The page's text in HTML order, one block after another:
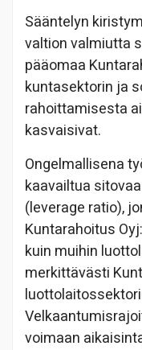
Sääntelyn
valtion valmiutta
pääomaa
kuntasektorin ja
rahoittamisesta
kasvaisivat.
Ongelmallisena
kaavailtua
(leverage ratio),
Kuntarahoitus
kuin muihin
merkittävästi
voimaan